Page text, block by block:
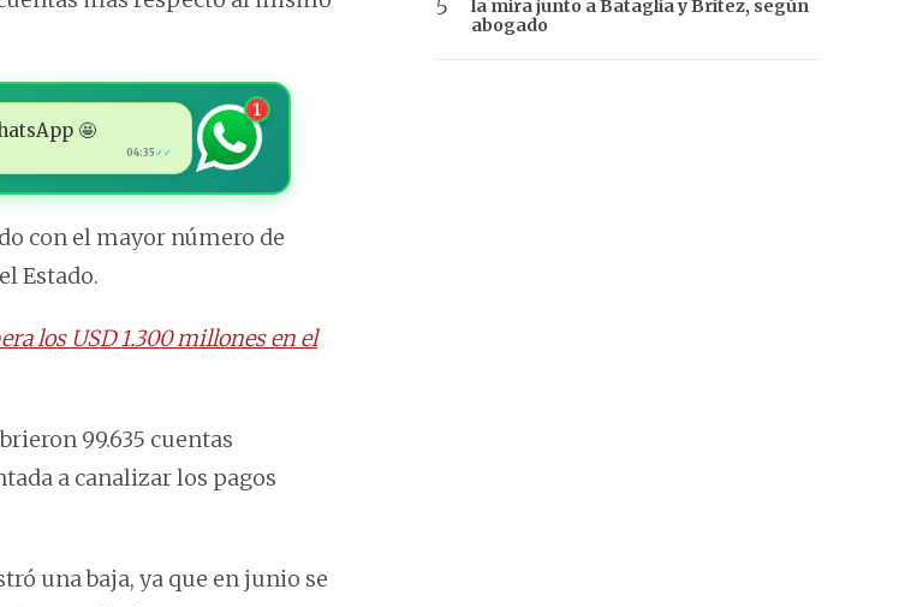
🤩
04:35 ✓✓
1
con el mayor número de
Estado.
los USD 1.300 millones en el
99.635 cuentas
a canalizar los pagos
una baja, ya que en junio se
la mira junto a Bataglia y Brítez, según
abogado